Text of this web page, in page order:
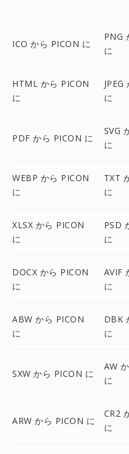
ICO から PICON に
PNG
に
HTML から PICON
に
JPEG
に
PDF から PICON に
SVG
に
WEBP から PICON
に
TXT
に
XLSX から PICON
に
PSD
に
DOCX から PICON
に
AVIF
に
ABW から PICON
に
DBK
に
SXW から PICON に
AW
に
ARW から PICON に
CR2
に